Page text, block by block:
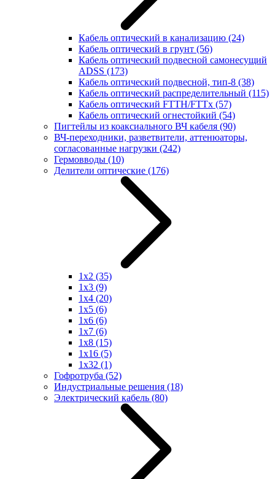
Кабель оптический в канализацию (24)
Кабель оптический в грунт (56)
Кабель оптический подвесной самонесущий
ADSS (173)
Кабель оптический подвесной, тип-8 (38)
Кабель оптический распределительный (115)
Кабель оптический FTTH/FTTx (57)
Кабель оптический огнестойкий (54)
Пигтейлы из коаксиального ВЧ кабеля (90)
ВЧ-переходники, разветвители, аттенюаторы,
согласованные нагрузки (242)
Гермовводы (10)
Делители оптические (176)
1x2 (35)
1x3 (9)
1x4 (20)
1x5 (6)
1x6 (6)
1x7 (6)
1x8 (15)
1x16 (5)
1x32 (1)
Гофротруба (52)
Индустриальные решения (18)
Электрический кабель (80)